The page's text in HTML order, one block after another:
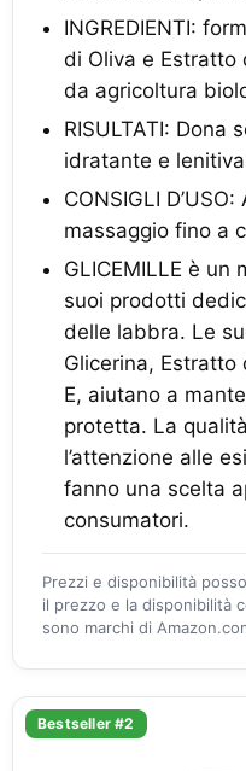
INGREDIENTI:
di Oliva e Estratto
da agricoltura
RISULTATI: Dona
idratante e
CONSIGLI
massaggio fino a
GLICEMILLE è un
suoi prodotti
delle labbra. Le
Glicerina, Estratto
E, aiutano a
protetta. La
l’attenzione alle
fanno una scelta
consumatori.
Prezzi e disponibilità
il prezzo e la disponibilità
sono marchi di
Bestseller #2